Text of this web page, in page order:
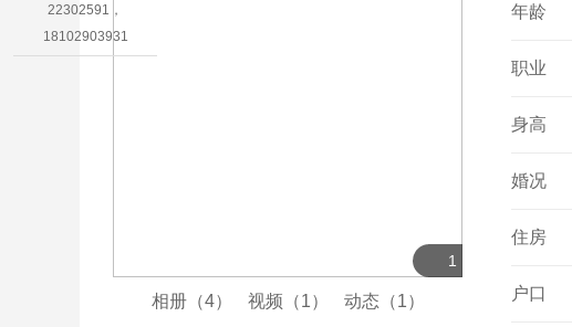
1
相册（4） 视频（1） 动态（1）
年龄
职业
身高
婚况
住房
户口
22302591，
18102903931